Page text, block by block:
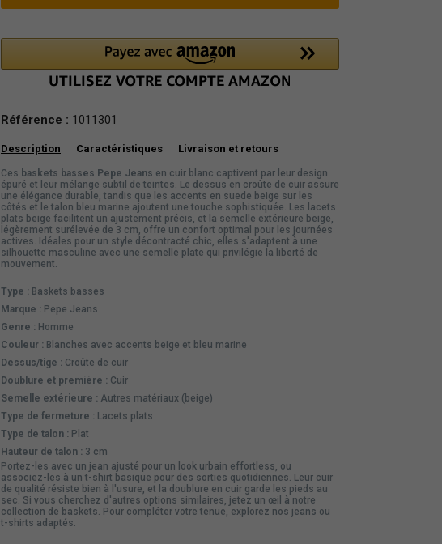
Référence : 1011301
Description Caractéristiques Livraison et retours
Ces baskets basses Pepe Jeans en cuir blanc captivent par leur design
épuré et leur mélange subtil de teintes. Le dessus en croûte de cuir assure
une élégance durable, tandis que les accents en suede beige sur les
côtés et le talon bleu marine ajoutent une touche sophistiquée. Les lacets
plats beige facilitent un ajustement précis, et la semelle extérieure beige,
légèrement surélevée de 3 cm, offre un confort optimal pour les journées
actives. Idéales pour un style décontracté chic, elles s'adaptent à une
silhouette masculine avec une semelle plate qui privilégie la liberté de
mouvement.
Type :Baskets basses
Marque :Pepe Jeans
Genre :Homme
Couleur :Blanches avec accents beige et bleu marine
Dessus/tige :Croûte de cuir
Doublure et première :Cuir
Semelle extérieure :Autres matériaux (beige)
Type de fermeture :Lacets plats
Type de talon :Plat
Hauteur de talon :3 cm
Portez-les avec un jean ajusté pour un look urbain effortless, ou
associez-les à un t-shirt basique pour des sorties quotidiennes. Leur cuir
de qualité résiste bien à l'usure, et la doublure en cuir garde les pieds au
sec. Si vous cherchez d'autres options similaires, jetez un œil à notre
collection de baskets . Pour compléter votre tenue, explorez nos jeans ou
t-shirts adaptés.